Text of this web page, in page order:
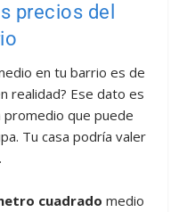
precios del
en tu barrio es de
realidad? Ese dato es
promedio que puede
Tu casa podría valer
cuadrado medio